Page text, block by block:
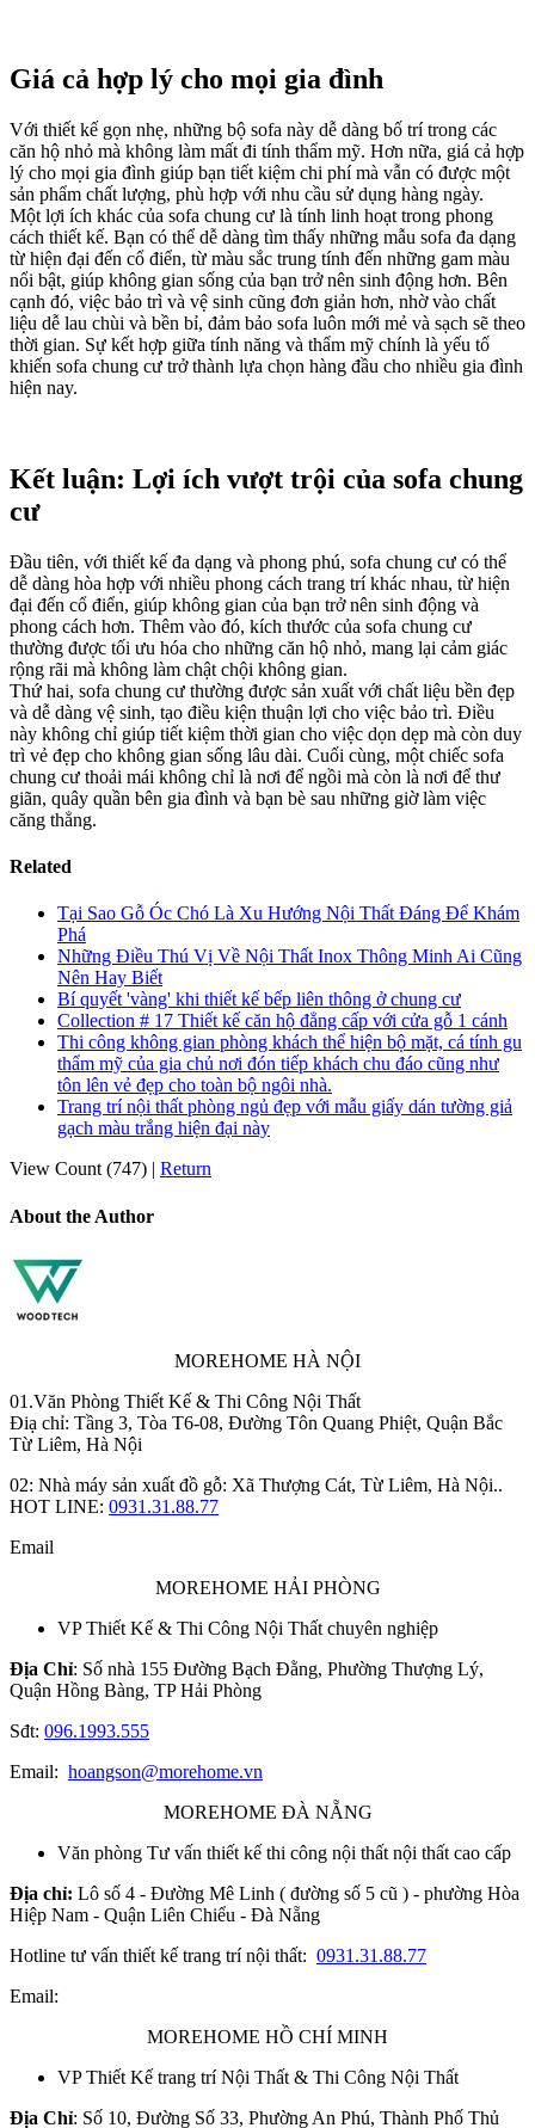
Giá cả hợp lý cho mọi gia đình
Với thiết kế gọn nhẹ, những bộ sofa này dễ dàng bố trí trong các
căn hộ nhỏ mà không làm mất đi tính thẩm mỹ. Hơn nữa, giá cả hợp
lý cho mọi gia đình giúp bạn tiết kiệm chi phí mà vẫn có được một
sản phẩm chất lượng, phù hợp với nhu cầu sử dụng hàng ngày.
Một lợi ích khác của sofa chung cư là tính linh hoạt trong phong
cách thiết kế. Bạn có thể dễ dàng tìm thấy những mẫu sofa đa dạng
từ hiện đại đến cổ điển, từ màu sắc trung tính đến những gam màu
nổi bật, giúp không gian sống của bạn trở nên sinh động hơn. Bên
cạnh đó, việc bảo trì và vệ sinh cũng đơn giản hơn, nhờ vào chất
liệu dễ lau chùi và bền bỉ, đảm bảo sofa luôn mới mẻ và sạch sẽ theo
thời gian. Sự kết hợp giữa tính năng và thẩm mỹ chính là yếu tố
khiến sofa chung cư trở thành lựa chọn hàng đầu cho nhiều gia đình
hiện nay.
Kết luận: Lợi ích vượt trội của sofa chung
cư
Đầu tiên, với thiết kế đa dạng và phong phú, sofa chung cư có thể
dễ dàng hòa hợp với nhiều phong cách trang trí khác nhau, từ hiện
đại đến cổ điển, giúp không gian của bạn trở nên sinh động và
phong cách hơn. Thêm vào đó, kích thước của sofa chung cư
thường được tối ưu hóa cho những căn hộ nhỏ, mang lại cảm giác
rộng rãi mà không làm chật chội không gian.
Thứ hai, sofa chung cư thường được sản xuất với chất liệu bền đẹp
và dễ dàng vệ sinh, tạo điều kiện thuận lợi cho việc bảo trì. Điều
này không chỉ giúp tiết kiệm thời gian cho việc dọn dẹp mà còn duy
trì vẻ đẹp cho không gian sống lâu dài. Cuối cùng, một chiếc sofa
chung cư thoải mái không chỉ là nơi để ngồi mà còn là nơi để thư
giãn, quây quần bên gia đình và bạn bè sau những giờ làm việc
căng thẳng.
Related
Tại Sao Gỗ Óc Chó Là Xu Hướng Nội Thất Đáng Để Khám
Phá
Những Điều Thú Vị Về Nội Thất Inox Thông Minh Ai Cũng
Nên Hay Biết
Bí quyết 'vàng' khi thiết kế bếp liên thông ở chung cư
Collection # 17 Thiết kế căn hộ đẳng cấp với cửa gỗ 1 cánh
Thi công không gian phòng khách thể hiện bộ mặt, cá tính gu
thẩm mỹ của gia chủ nơi đón tiếp khách chu đáo cũng như
tôn lên vẻ đẹp cho toàn bộ ngôi nhà.
Trang trí nội thất phòng ngủ đẹp với mẫu giấy dán tường giả
gạch màu trắng hiện đại này
View Count (747)
Return
About the Author
MOREHOME HÀ NỘI
01.Văn Phòng Thiết Kế & Thi Công Nội Thất
Điạ chỉ: Tầng 3, Tòa T6-08, Đường Tôn Quang Phiệt, Quận Bắc
Từ Liêm, Hà Nội
02: Nhà máy sản xuất đồ gỗ: Xã Thượng Cát, Từ Liêm, Hà Nội..
HOT LINE: 0931.31.88.77
Email
MOREHOME HẢI PHÒNG
VP Thiết Kế & Thi Công Nội Thất chuyên nghiệp
Địa Chỉ: Số nhà 155 Đường Bạch Đằng, Phường Thượng Lý,
Quận Hồng Bàng, TP Hải Phòng
Sđt: 096.1993.555
Email: hoangson@morehome.vn
MOREHOME ĐÀ NẴNG
Văn phòng Tư vấn thiết kế thi công nội thất nội thất cao cấp
Địa chỉ: Lô số 4 - Đường Mê Linh ( đường số 5 cũ ) - phường Hòa
Hiệp Nam - Quận Liên Chiểu - Đà Nẵng
Hotline tư vấn thiết kế trang trí nội thất: 0931.31.88.77
Email:
MOREHOME HỒ CHÍ MINH
VP Thiết Kế trang trí Nội Thất & Thi Công Nội Thất
Địa Chỉ: Số 10, Đường Số 33, Phường An Phú, Thành Phố Thủ